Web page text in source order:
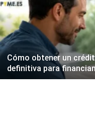
Cómo obtener un
definitiva para